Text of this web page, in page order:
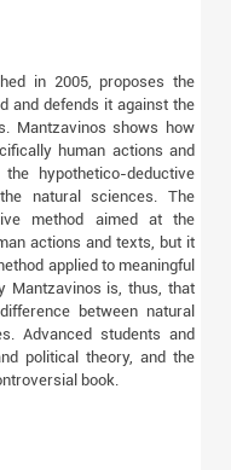
in 2005, proposes the
and defends it against the
Mantzavinos shows how
human actions and
hypothetico-deductive
natural sciences. The
method aimed at the
actions and texts, but it
applied to meaningful
Mantzavinos is, thus, that
between natural
Advanced students and
political theory, and the
book.